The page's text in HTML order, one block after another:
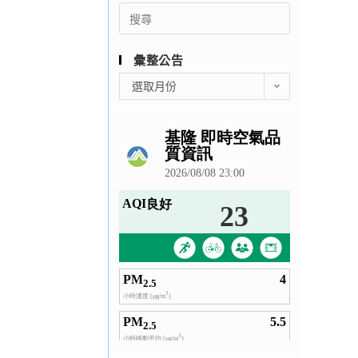
Search
for:
彙整公告
整
選取月份